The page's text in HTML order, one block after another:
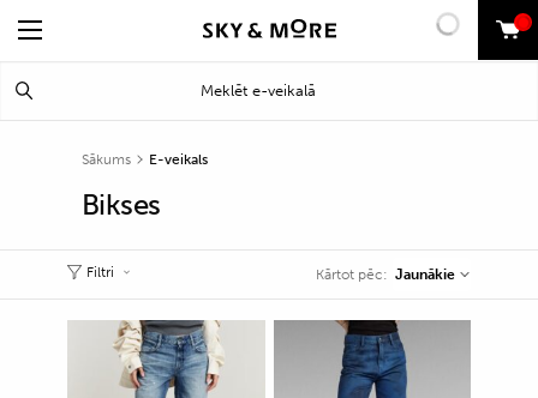
0
Sākums E-veikals
Bikses
Filtri Kārtot pēc: Jaunākie